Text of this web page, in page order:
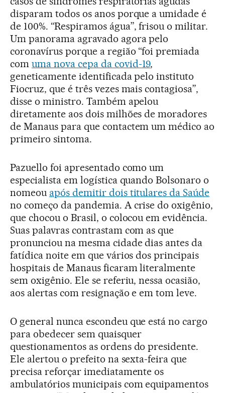
disparam todos os anos porque a umidade é
de 100%. “Respiramos água”, frisou o militar.
Um panorama agravado agora pelo
coronavírus porque a região “foi premiada
com uma nova cepa da covid-19,
geneticamente identificada pelo instituto
Fiocruz, que é três vezes mais contagiosa”,
disse o ministro. Também apelou
diretamente aos dois milhões de moradores
de Manaus para que contactem um médico ao
primeiro sintoma.
Pazuello foi apresentado como um
especialista em logística quando Bolsonaro o
nomeou após demitir dois titulares da Saúde
no começo da pandemia. A crise do oxigênio,
que chocou o Brasil, o colocou em evidência.
Suas palavras contrastam com as que
pronunciou na mesma cidade dias antes da
fatídica noite em que vários dos principais
hospitais de Manaus ficaram literalmente
sem oxigênio. Ele se referiu, nessa ocasião,
aos alertas com resignação e em tom leve.
O general nunca escondeu que está no cargo
para obedecer sem quaisquer
questionamentos as ordens do presidente.
Ele alertou o prefeito na sexta-feira que
precisa reforçar imediatamente os
ambulatórios municipais com equipamentos